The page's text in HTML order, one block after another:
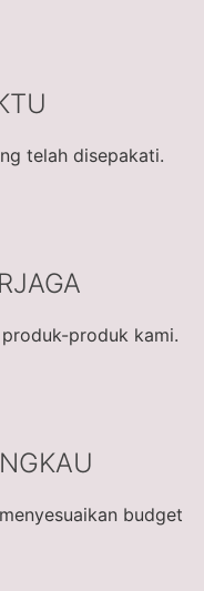
telah disepakati.
produk kami.
budget